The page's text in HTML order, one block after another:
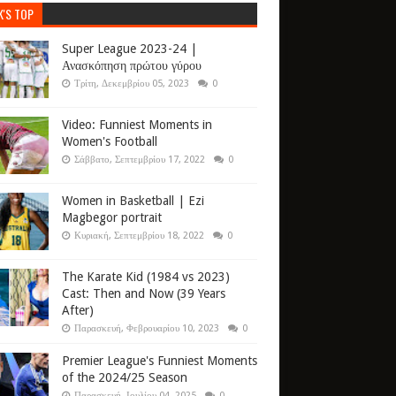
TOP
Super League 2023-24 |
Ανασκόπηση πρώτου γύρου
Τρίτη, Δεκεμβρίου 05, 2023 0
Video: Funniest Moments in
Women's Football
Σάββατο, Σεπτεμβρίου 17, 2022 0
Women in Basketball | Ezi
Magbegor portrait
Κυριακή, Σεπτεμβρίου 18, 2022 0
The Karate Kid (1984 vs 2023)
Cast: Then and Now (39 Years
After)
Παρασκευή, Φεβρουαρίου 10, 2023 0
Premier League's Funniest Moments
of the 2024/25 Season